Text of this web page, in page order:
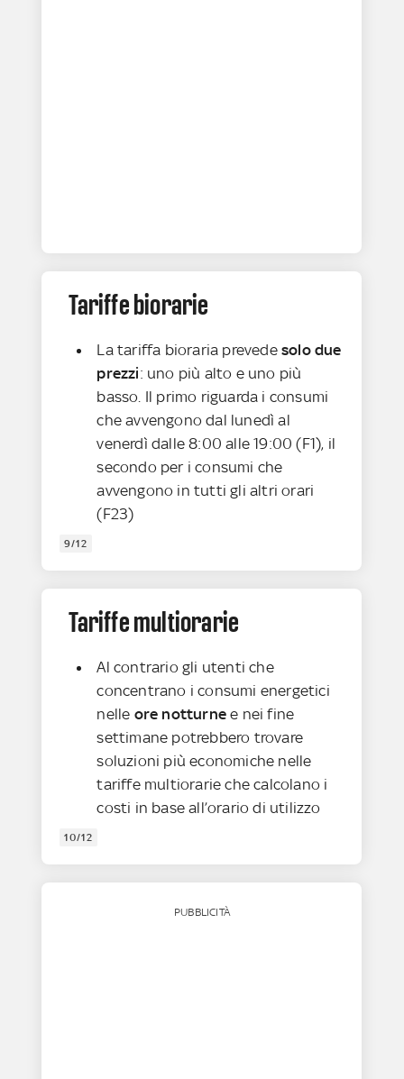
Tariffe biorarie
La tariffa bioraria prevedesolo due
prezzi: uno più alto e uno più
basso. Il primo riguarda i consumi
che avvengono dal lunedì al
venerdì dalle 8:00 alle 19:00 (F1), il
secondo per i consumi che
avvengono in tutti gli altri orari
(F23)
9/12
Tariffe multiorarie
Al contrario gli utenti che
concentrano i consumi energetici
nelle ore notturne e nei fine
settimane potrebbero trovare
soluzioni più economiche nelle
tariffe multiorarie che calcolano i
costi in base all’orario di utilizzo
10/12
PUBBLICITÀ